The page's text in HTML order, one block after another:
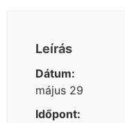
Leírás
Dátum:
május 29
Időpont: